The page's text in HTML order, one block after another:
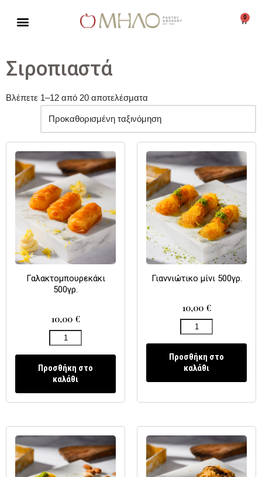
περιεχόμενο
0
Σιροπιαστά
Βλέπετε 1–12 από 20 αποτελέσματα
Γαλακτομπουρεκάκι
500γρ.
10,00 €
Προσθήκη στο
καλάθι
Γιαννιώτικο μίνι 500γρ.
10,00 €
Προσθήκη στο
καλάθι